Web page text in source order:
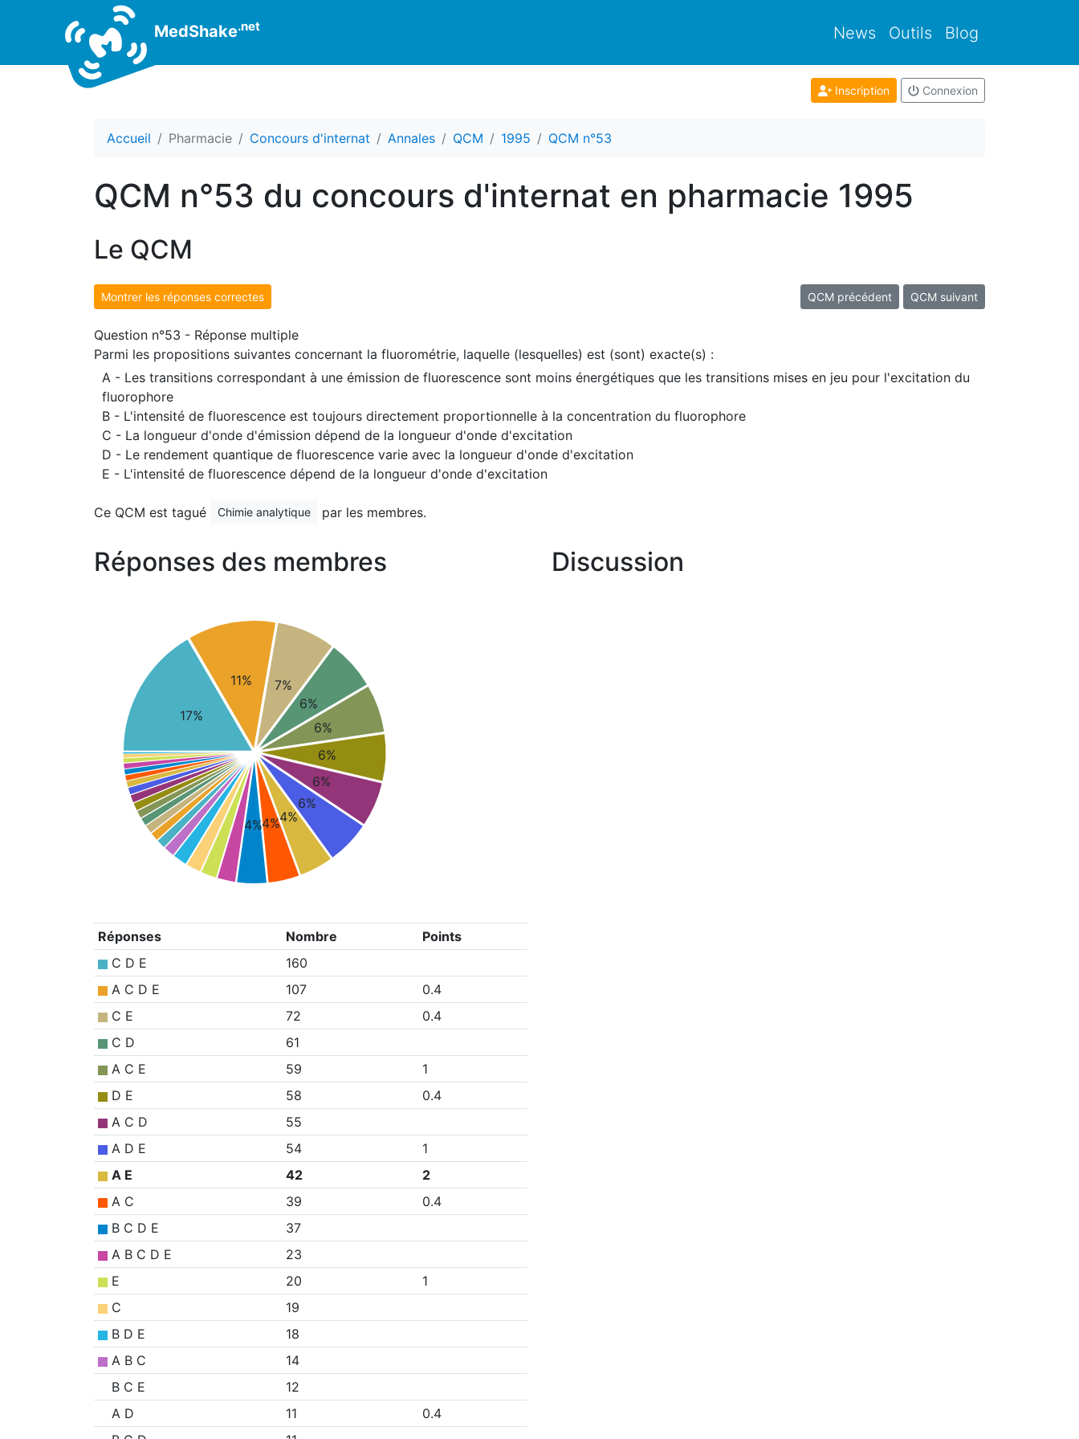
MedShake.net News Outils Blog
Inscription Connexion
Accueil Pharmacie Concours d'internat Annales QCM 1995 QCM n°53
QCM n°53 du concours d'internat en pharmacie 1995
Le QCM
Montrer les réponses correctes QCM précédent QCM suivant
Question n°53 - Réponse multiple
Parmi les propositions suivantes concernant la fluorométrie, laquelle (lesquelles) est (sont) exacte(s) :
A - Les transitions correspondant à une émission de fluorescence sont moins énergétiques que les transitions mises en jeu pour l'excitation du
fluorophore
B - L'intensité de fluorescence est toujours directement proportionnelle à la concentration du fluorophore
C - La longueur d'onde d'émission dépend de la longueur d'onde d'excitation
D - Le rendement quantique de fluorescence varie avec la longueur d'onde d'excitation
E - L'intensité de fluorescence dépend de la longueur d'onde d'excitation
Ce QCM est tagué Chimie analytique par les membres.
Réponses des membres
17%
11%
7%
6%
6%
6%
6%
6%
4%
4%
4%
Réponses Nombre
Points
C D E
160
A C D E
107
0.4
C E
72
0.4
C D
61
A C E
59
1
D E
58
0.4
A C D
55
A D E
54
1
A E
42
2
A C
39
0.4
B C D E
37
A B C D E
23
E
20
1
C
19
B D E
18
A B C
14
B C E
12
A D
11
0.4
Discussion